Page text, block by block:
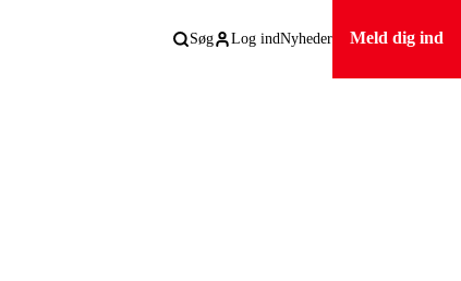
Søg Log indNyheder Meld dig ind